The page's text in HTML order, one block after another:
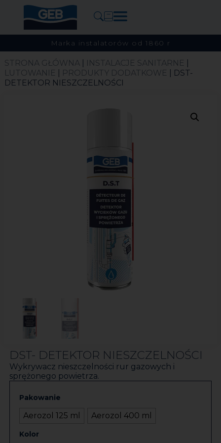
Marka instalatorów od 1860 r
STRONA GŁÓWNA| INSTALACJE SANITARNE
LUTOWANIE
PRODUKTY DODATKOWE
| DST-
DETEKTOR NIESZCZELNOŚCI
DST- DETEKTOR NIESZCZELNOŚCI
Wykrywacz nieszczelności rur gazowych i
sprężonego powietrza.
Pakowanie
Aerozol 125 ml Aerozol 400 ml
Kolor